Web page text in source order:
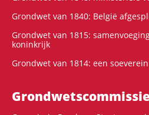
Grondwet van 1840: België
Grondwet van 1815:
koninkrijk
Grondwet van 1814: een